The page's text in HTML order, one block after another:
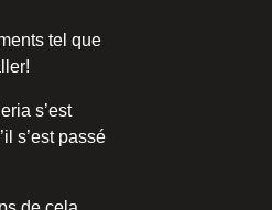
tel que
s’est
s’est passé